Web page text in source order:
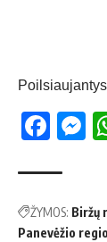
ŽYMOS: Biržų
Panevėžio